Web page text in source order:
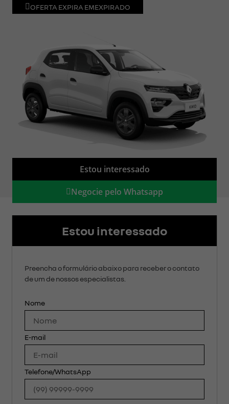
OFERTA EXPIRA EMEXPIRADO
Estou interessado
Negocie pelo Whatsapp
Estou interessado
Preencha o formulário abaixo para receber o contato
de um de nossos especialistas.
Nome
E-mail
Telefone/WhatsApp